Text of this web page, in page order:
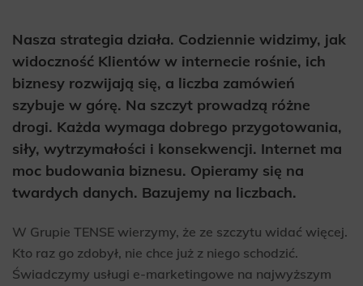
Nasza strategia działa. Codziennie widzimy, jak
widoczność Klientów w internecie rośnie, ich
biznesy rozwijają się, a liczba zamówień
szybuje w górę. Na szczyt prowadzą różne
drogi. Każda wymaga dobrego przygotowania,
siły, wytrzymałości i konsekwencji. Internet ma
moc budowania biznesu. Opieramy się na
twardych danych. Bazujemy na liczbach.
W Grupie TENSE wierzymy, że ze szczytu widać więcej.
Kto raz go zdobył, nie chce już z niego schodzić.
Świadczymy usługi e-marketingowe na najwyższym